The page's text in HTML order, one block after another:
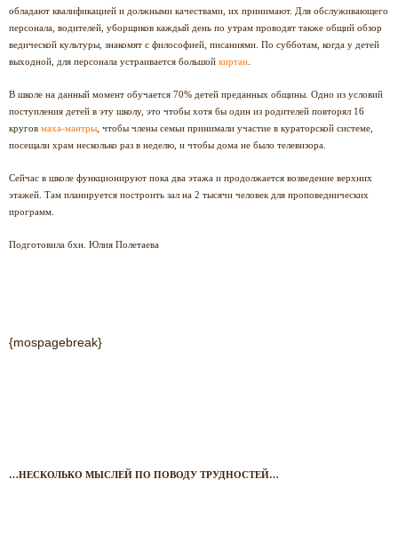
обладают квалификацией и должными качествами, их принимают. Для обслуживающего
персонала, водителей, уборщиков каждый день по утрам проводят также общий обзор
ведической культуры, знакомят с философией, писаниями. По субботам, когда у детей
выходной, для персонала устраивается большой киртан
В школе на данный момент обучается 70% детей преданных общины. Одно из условий
поступления детей в эту школу, это чтобы хотя бы один из родителей повторял 16
кругов маха-мантры , чтобы члены семьи принимали участие в кураторской системе,
посещали храм несколько раз в неделю, и чтобы дома не было телевизора.
Сейчас в школе функционируют пока два этажа и продолжается возведение верхних
этажей. Там планируется построить зал на 2 тысячи человек для проповеднических
программ.
Подготовила бхн. Юлия Полетаева
{mospagebreak}
…НЕСКОЛЬКО МЫСЛЕЙ ПО ПОВОДУ ТРУДНОСТЕЙ…